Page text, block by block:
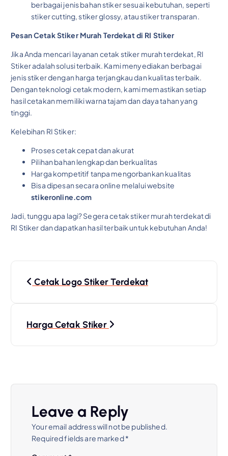
berbagai jenis bahan stiker sesuai kebutuhan, seperti
stiker cutting, stiker glossy, atau stiker transparan.
Pesan Cetak Stiker Murah Terdekat di RI Stiker
Jika Anda mencari layanan cetak stiker murah terdekat, RI
Stiker adalah solusi terbaik. Kami menyediakan berbagai
jenis stiker dengan harga terjangkau dan kualitas terbaik.
Dengan teknologi cetak modern, kami memastikan setiap
hasil cetakan memiliki warna tajam dan daya tahan yang
tinggi.
Kelebihan RI Stiker:
Proses cetak cepat dan akurat
Pilihan bahan lengkap dan berkualitas
Harga kompetitif tanpa mengorbankan kualitas
Bisa dipesan secara online melalui website
stikeronline.com
Jadi, tunggu apa lagi? Segera cetak stiker murah terdekat di
RI Stiker dan dapatkan hasil terbaik untuk kebutuhan Anda!
Cetak Logo Stiker Terdekat
Harga Cetak Stiker
Leave a Reply
Your email address will not be published.
Required fields are marked*